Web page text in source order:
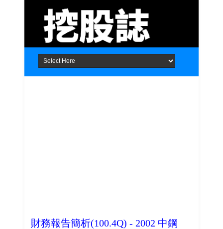
Home About Contact
財務報告簡析(100.4Q) - 2002 中鋼